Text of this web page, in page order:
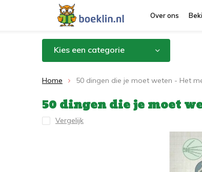
Over ons
Kies een categorie
Home 50 dingen die je moet weten - Het
50 dingen die je moet
Vergelijk